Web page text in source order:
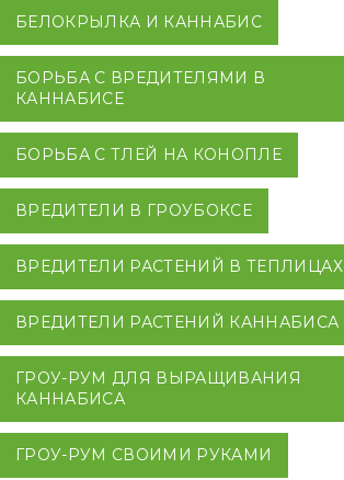
БЕЛОКРЫЛКА И КАННАБИС
БОРЬБА С ВРЕДИТЕЛЯМИ В
КАННАБИСЕ
БОРЬБА С ТЛЕЙ НА КОНОПЛЕ
ВРЕДИТЕЛИ В ГРОУБОКСЕ
ВРЕДИТЕЛИ РАСТЕНИЙ В ТЕПЛИЦАХ
ВРЕДИТЕЛИ РАСТЕНИЙ КАННАБИСА
ГРОУ-РУМ ДЛЯ ВЫРАЩИВАНИЯ
КАННАБИСА
ГРОУ-РУМ СВОИМИ РУКАМИ